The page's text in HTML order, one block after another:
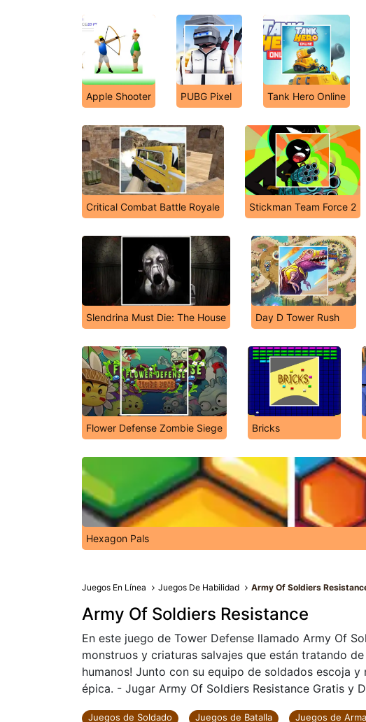
Apple Shooter PUBG Pixel Tank Hero Online
Critical Combat Battle Royale Stickman Team Force 2
Slendrina Must Die: The House Day D Tower Rush
Flower Defense Zombie Siege Bricks
Hexagon Pals
Juegos En Línea Juegos De Habilidad Army Of Soldiers
Army Of Soldiers Resistance
En este juego de Tower Defense llamado Army Of
monstruos y criaturas salvajes que están tratando
humanos! Junto con su equipo de soldados escoja
épica. - Jugar Army Of Soldiers Resistance Gratis y
Juegos de Soldado Juegos de Batalla Juegos de Arma